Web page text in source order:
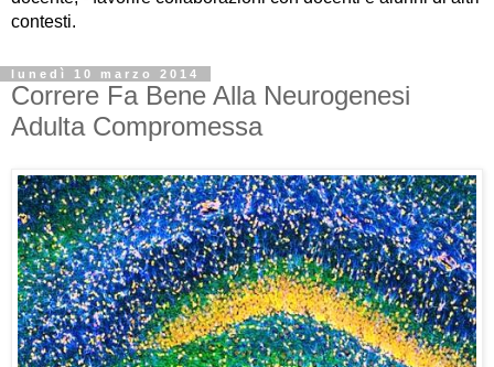
contesti.
lunedì 10 marzo 2014
Correre Fa Bene Alla Neurogenesi
Adulta Compromessa